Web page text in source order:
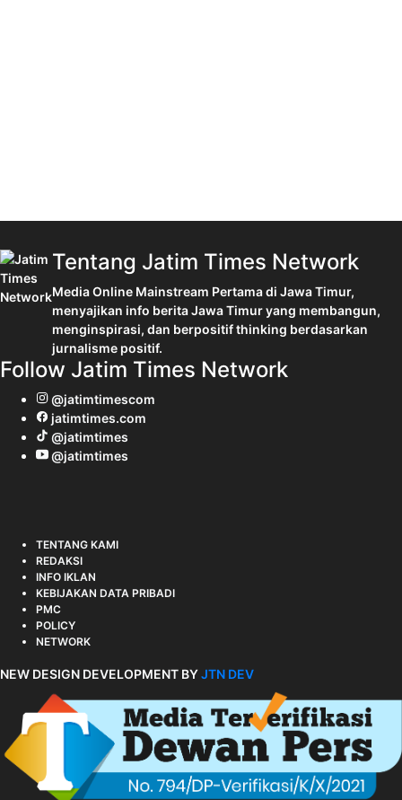
Tentang Jatim Times Network
Media Online Mainstream Pertama di Jawa Timur,
menyajikan info berita Jawa Timur yang membangun,
menginspirasi, dan berpositif thinking berdasarkan
jurnalisme positif.
Follow Jatim Times Network
@jatimtimescom
jatimtimes.com
@jatimtimes
@jatimtimes
TENTANG KAMI
REDAKSI
INFO IKLAN
KEBIJAKAN DATA PRIBADI
PMC
POLICY
NETWORK
NEW DESIGN DEVELOPMENT BYJTN DEV